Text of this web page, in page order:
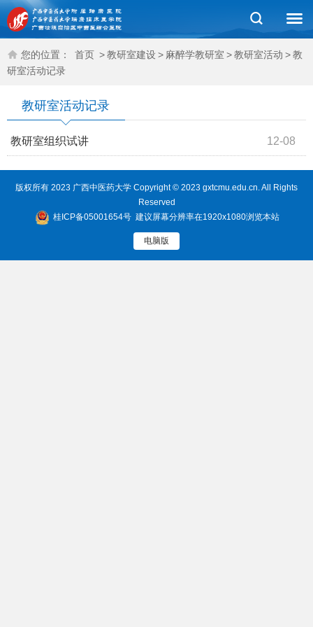
您的位置： 首页 >教研室建设 > 麻醉学教研室 >教研室活动 >教
研室活动记录
教研室活动记录
12-08
教研室组织试讲
版权所有 2023 广西中医药大学 Copyright © 2023 gxtcmu.edu.cn. All Rights
Reserved
桂ICP备05001654号 建议屏幕分辨率在1920x1080浏览本站
电脑版